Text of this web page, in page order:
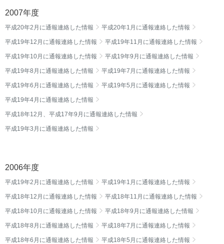
2007年度
平成20年2月に通報連絡した情報 平成20年1月に通報連絡した情報
平成19年12月に通報連絡した情報 平成19年11月に通報連絡した情報
平成19年10月に通報連絡した情報 平成19年9月に通報連絡した情報
平成19年8月に通報連絡した情報 平成19年7月に通報連絡した情報
平成19年6月に通報連絡した情報 平成19年5月に通報連絡した情報
平成19年4月に通報連絡した情報
平成18年12月、平成17年9月に通報連絡した情報
平成19年3月に通報連絡した情報
2006年度
平成19年2月に通報連絡した情報 平成19年1月に通報連絡した情報
平成18年12月に通報連絡した情報 平成18年11月に通報連絡した情報
平成18年10月に通報連絡した情報 平成18年9月に通報連絡した情報
平成18年8月に通報連絡した情報 平成18年7月に通報連絡した情報
平成18年6月に通報連絡した情報 平成18年5月に通報連絡した情報